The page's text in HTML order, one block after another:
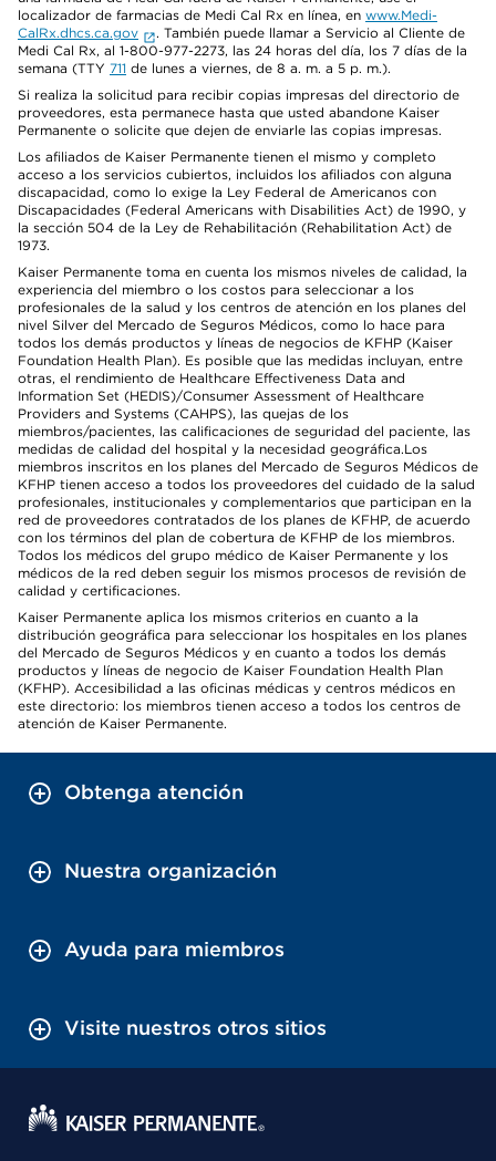
localizador de farmacias de Medi Cal Rx en línea, en www.Medi-
CalRx.dhcs.ca.gov
. También puede llamar a Servicio al Cliente de
Medi Cal Rx, al 1-800-977-2273, las 24 horas del día, los 7 días de la
semana (TTY 711 de lunes a viernes, de 8 a. m. a 5 p. m.).
Si realiza la solicitud para recibir copias impresas del directorio de
proveedores, esta permanece hasta que usted abandone Kaiser
Permanente o solicite que dejen de enviarle las copias impresas.
Los afiliados de Kaiser Permanente tienen el mismo y completo
acceso a los servicios cubiertos, incluidos los afiliados con alguna
discapacidad, como lo exige la Ley Federal de Americanos con
Discapacidades (Federal Americans with Disabilities Act) de 1990, y
la sección 504 de la Ley de Rehabilitación (Rehabilitation Act) de
1973.
Kaiser Permanente toma en cuenta los mismos niveles de calidad, la
experiencia del miembro o los costos para seleccionar a los
profesionales de la salud y los centros de atención en los planes del
nivel Silver del Mercado de Seguros Médicos, como lo hace para
todos los demás productos y líneas de negocios de KFHP (Kaiser
Foundation Health Plan). Es posible que las medidas incluyan, entre
otras, el rendimiento de Healthcare Effectiveness Data and
Information Set (HEDIS)/Consumer Assessment of Healthcare
Providers and Systems (CAHPS), las quejas de los
miembros/pacientes, las calificaciones de seguridad del paciente, las
medidas de calidad del hospital y la necesidad geográfica.Los
miembros inscritos en los planes del Mercado de Seguros Médicos de
KFHP tienen acceso a todos los proveedores del cuidado de la salud
profesionales, institucionales y complementarios que participan en la
red de proveedores contratados de los planes de KFHP, de acuerdo
con los términos del plan de cobertura de KFHP de los miembros.
Todos los médicos del grupo médico de Kaiser Permanente y los
médicos de la red deben seguir los mismos procesos de revisión de
calidad y certificaciones.
Kaiser Permanente aplica los mismos criterios en cuanto a la
distribución geográfica para seleccionar los hospitales en los planes
del Mercado de Seguros Médicos y en cuanto a todos los demás
productos y líneas de negocio de Kaiser Foundation Health Plan
(KFHP). Accesibilidad a las oficinas médicas y centros médicos en
este directorio: los miembros tienen acceso a todos los centros de
atención de Kaiser Permanente.
Obtenga atención
Nuestra organización
Ayuda para miembros
Visite nuestros otros sitios